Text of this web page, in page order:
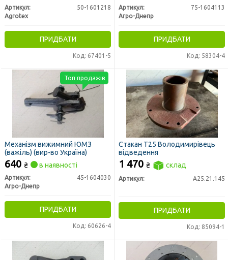
Артикул:
50-1601218
Agrotex
ПРИДБАТИ
Код: 67401-5
Артикул:
75-1604113
Агро-Днепр
ПРИДБАТИ
Код: 58304-4
Механізм вижимний ЮМЗ
(важіль) (вир-во Україна)
640 ₴ в наявності
Артикул:
45-1604030
Агро-Днепр
ПРИДБАТИ
Код: 60626-4
Топ продажів
Стакан Т25 Володимирівець
відведення
1 470 ₴ склад
Артикул: А25.21.145
ПРИДБАТИ
Код: 85094-1